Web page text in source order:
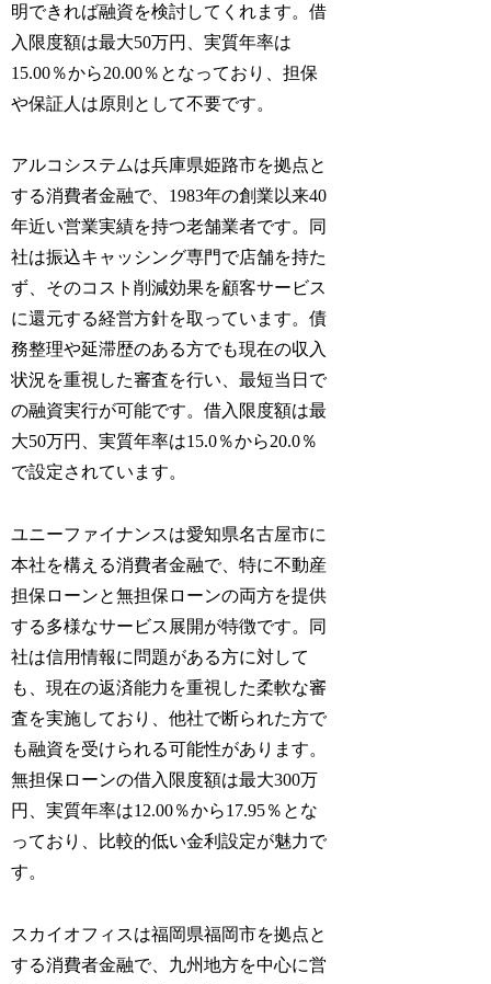
明できれば融資を検討してくれます。借
入限度額は最大50万円、実質年率は
15.00％から20.00％となっており、担保
や保証人は原則として不要です。
アルコシステムは兵庫県姫路市を拠点と
する消費者金融で、1983年の創業以来40
年近い営業実績を持つ老舗業者です。同
社は振込キャッシング専門で店舗を持た
ず、そのコスト削減効果を顧客サービス
に還元する経営方針を取っています。債
務整理や延滞歴のある方でも現在の収入
状況を重視した審査を行い、最短当日で
の融資実行が可能です。借入限度額は最
大50万円、実質年率は15.0％から20.0％
で設定されています。
ユニーファイナンスは愛知県名古屋市に
本社を構える消費者金融で、特に不動産
担保ローンと無担保ローンの両方を提供
する多様なサービス展開が特徴です。同
社は信用情報に問題がある方に対して
も、現在の返済能力を重視した柔軟な審
査を実施しており、他社で断られた方で
も融資を受けられる可能性があります。
無担保ローンの借入限度額は最大300万
円、実質年率は12.00％から17.95％とな
っており、比較的低い金利設定が魅力で
す。
スカイオフィスは福岡県福岡市を拠点と
する消費者金融で、九州地方を中心に営